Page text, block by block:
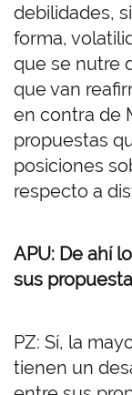
debilidades,
forma,
que se nutre
que van
en contra de
propuestas
posiciones
respecto a
APU: De ahí
sus
PZ: Sí, la
tienen un